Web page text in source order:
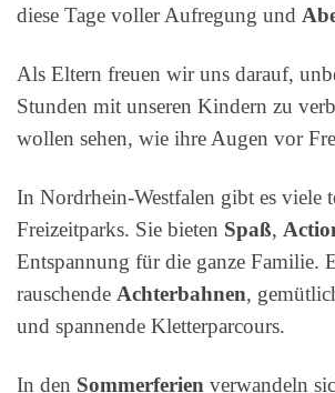
diese Tage voller Aufregung und
Als Eltern freuen wir uns darauf,
Stunden mit unseren Kindern zu
wollen sehen, wie ihre Augen vor
In Nordrhein-Westfalen gibt es viele
Freizeitparks. Sie bieten Spaß,
Entspannung für die ganze Familie.
rauschende Achterbahnen,
und spannende Kletterparcours.
In den Sommerferien verwandeln